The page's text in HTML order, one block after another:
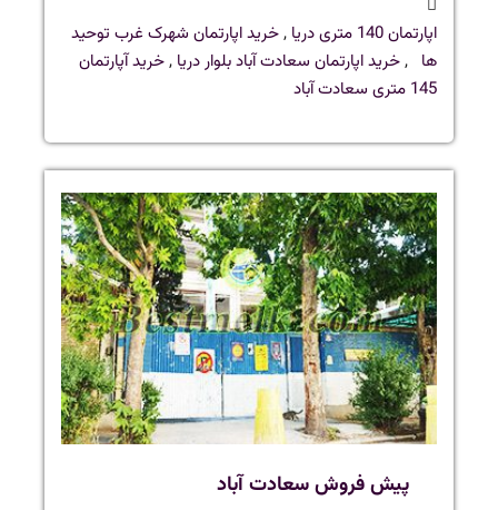
اپارتمان 140 متری دریا ,خرید اپارتمان شهرک غرب توحید
ها ,خرید اپارتمان سعادت آباد بلوار دریا ,خرید آپارتمان
145 متری سعادت آباد
پیش فروش سعادت آباد